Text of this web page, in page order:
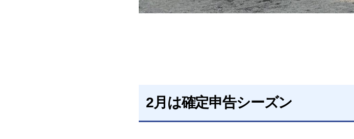
2月は確定申告シーズン